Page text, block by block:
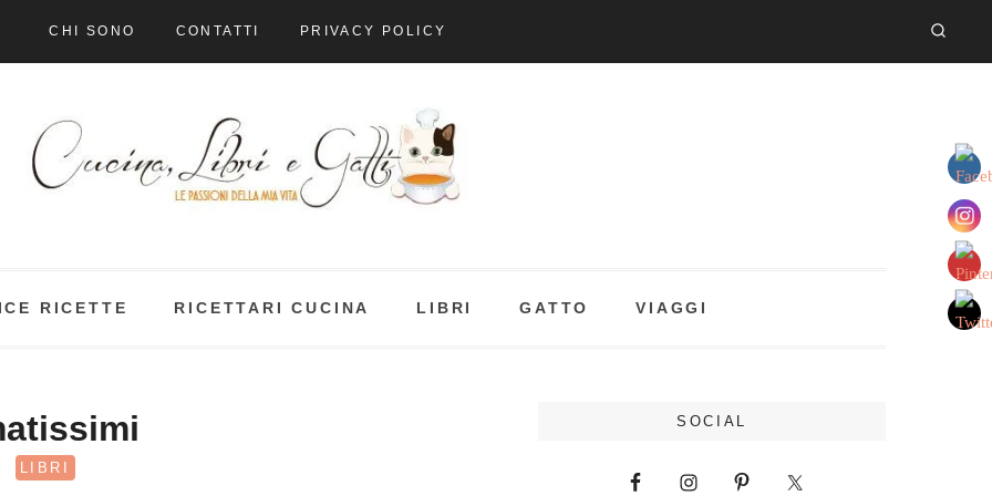
CHI SONO CONTATTI PRIVACY POLICY
RICETTE RICETTARI CUCINA LIBRI GATTO VIAGGI
LIBRI
SOCIAL